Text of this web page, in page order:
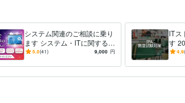
システム関連のご相談に乗り
ます システム・ITに関する相
談なんでも承ります
5.0(41) 9,000 円
ITス
す
る個4.9